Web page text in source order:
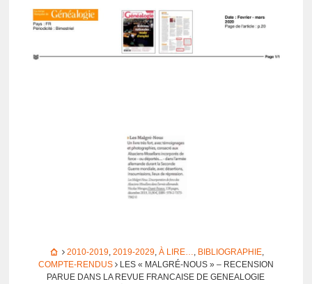
2010-2019, 2019-2029, À LIRE…, BIBLIOGRAPHIE,
COMPTE-RENDUS LES « MALGRÉ-NOUS » – RECEN­­SION
PARUE DANS LA REVUE FRANCAISE DE GENEALOGIE